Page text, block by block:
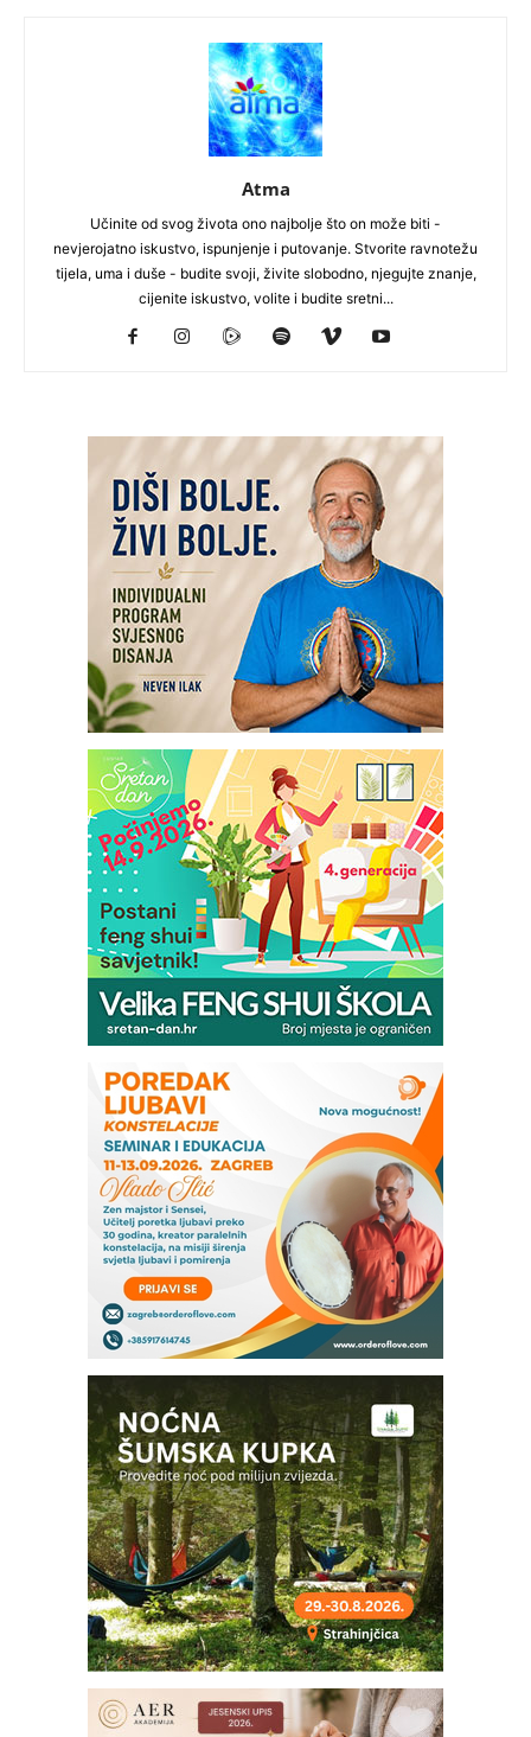
Atma
Učinite od svog života ono najbolje što on može biti -
nevjerojatno iskustvo, ispunjenje i putovanje. Stvorite ravnotežu
tijela, uma i duše - budite svoji, živite slobodno, njegujte znanje,
cijenite iskustvo, volite i budite sretni...